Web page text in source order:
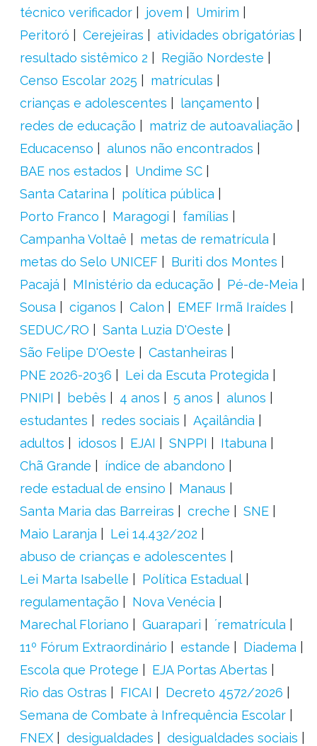
técnico verificador jovem
Umirim
Peritoró
Cerejeiras
atividades obrigatórias
resultado sistêmico 2
Região Nordeste
Censo Escolar 2025
matrículas
crianças e adolescentes
lançamento
redes de educação
matriz de autoavaliação
Educacenso
alunos não encontrados
BAE nos estados
Undime SC
Santa Catarina
política pública
Porto Franco
Maragogi
famílias
Campanha Voltaê
metas de rematrícula
metas do Selo UNICEF
Buriti dos Montes
Pacajá
MInistério da educação
Pé-de-Meia
Sousa
ciganos Calon
EMEF Irmã Iraídes
SEDUC/RO
Santa Luzia D'Oeste
São Felipe D'Oeste
Castanheiras
PNE 2026-2036
Lei da Escuta Protegida
PNIPI
bebês 4 anos 5 anos
alunos
estudantes
redes sociais
Açailândia
adultos
idosos EJAI SNPPI
Itabuna
Chã Grande
índice de abandono
rede estadual de ensino
Manaus
Santa Maria das Barreiras
creche
SNE
Maio Laranja
Lei 14.432/202
abuso de crianças e adolescentes
Lei Marta Isabelle
Política Estadual
regulamentação
Nova Venécia
Marechal Floriano
Guarapari
´rematrícula
11º Fórum Extraordinário
estande
Diadema
Escola que Protege
EJA Portas Abertas
Rio das Ostras
FICAI
Decreto 4572/2026
Semana de Combate à Infrequência Escolar
FNEX
desigualdades
desigualdades sociais